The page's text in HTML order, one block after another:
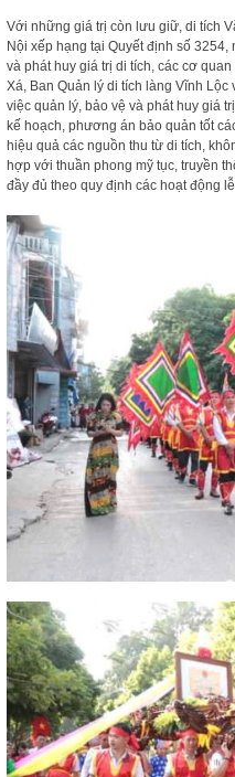
Với những giá trị còn lưu giữ, di tích
Nội xếp hạng tại Quyết định số
và phát huy giá trị di tích, các cơ
Xá, Ban Quản lý di tích làng Vĩnh
việc quản lý, bảo vệ và phát huy giá
kế hoạch, phương án bảo quản tốt
hiệu quả các nguồn thu từ di tích,
hợp với thuần phong mỹ tục, truyền
đầy đủ theo quy định các hoạt động